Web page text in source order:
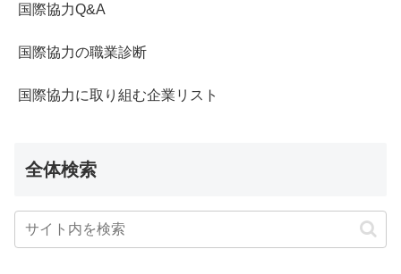
国際協力Q&A
国際協力の職業診断
国際協力に取り組む企業リスト
全体検索